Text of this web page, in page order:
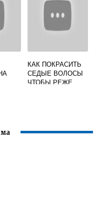
КАК ПОКРАСИТЬ
СЕДЫЕ ВОЛОСЫ
ЧТОБЫ РЕЖЕ